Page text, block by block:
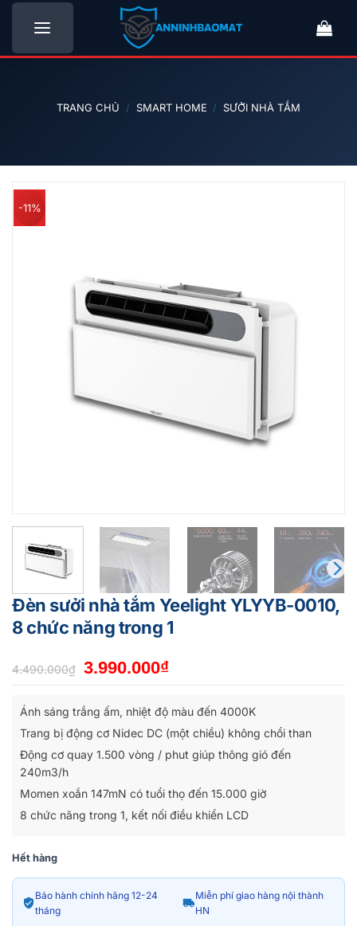
Bỏ
nội
TRANG CHỦ / SMART HOME / SƯỞI NHÀ TẮM
-11%
Đèn sưởi nhà tắm Yeelight YLYYB-0010,
8 chức năng trong 1
4.490.000₫
Giá
gốc
là:
4.490.000₫.
3.990.000₫Giá
hiện
tại
là:
3.990.000₫.
Ánh sáng trắng ấm, nhiệt độ màu đến 4000K
Trang bị động cơ Nidec DC (một chiều) không chổi than
Động cơ quay 1.500 vòng / phut giúp thông gió đến
240m3/h
Momen xoắn 147mN có tuổi thọ đến 15.000 giờ
8 chức năng trong 1, kết nối điều khiển LCD
Hết hàng
Bảo hành chính hãng 12-24
tháng
Miễn phí giao hàng nội thành
HN